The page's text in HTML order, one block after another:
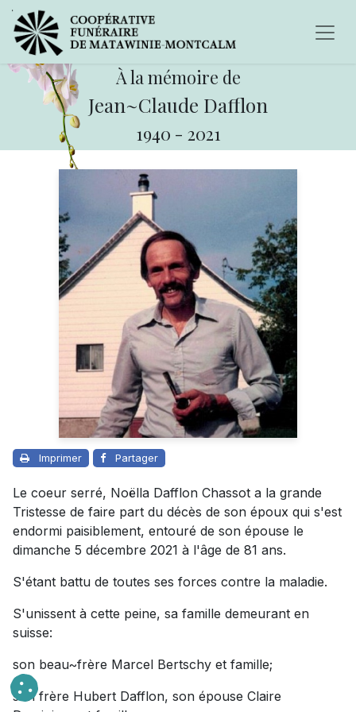
À la mémoire de
Jean~Claude Dafflon
1940 - 2021
Imprimer Partager
Le coeur serré, Noëlla Dafflon Chassot a la grande
Tristesse de faire part du décès de son époux qui s'est
endormi paisiblement, entouré de son épouse le
dimanche 5 décembre 2021 à l'âge de 81 ans.
S'étant battu de toutes ses forces contre la maladie.
S'unissent à cette peine, sa famille demeurant en
suisse:
son beau~frère Marcel Bertschy et famille;
son frère Hubert Dafflon, son épouse Claire